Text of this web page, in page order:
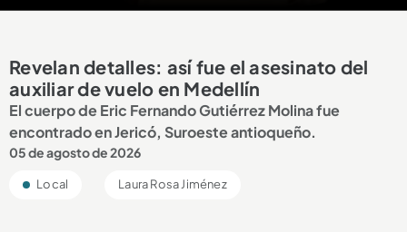
Revelan detalles: así fue el asesinato del
auxiliar de vuelo en Medellín
El cuerpo de Eric Fernando Gutiérrez Molina fue
encontrado en Jericó, Suroeste antioqueño.
05 de agosto de 2026
Local Laura Rosa Jiménez